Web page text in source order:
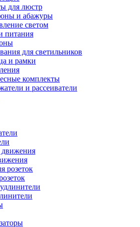
для люстр
и абажуры
светом
питания
для светильников
и рамки
комплекты
и рассеиватели